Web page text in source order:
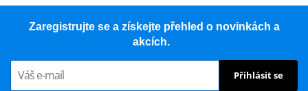
Zaregistrujte se a získejte přehled o novinkách a
akcích.
Přihlásit se